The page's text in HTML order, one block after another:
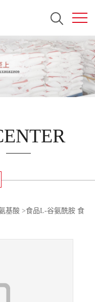
基酸 >食品L-谷氨酰胺 食